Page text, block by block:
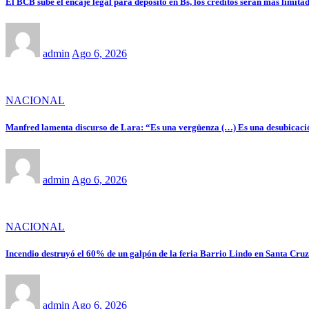
admin Ago 6, 2026
NACIONAL
Manfred lamenta discurso de Lara: “Es una vergüenza (…) Es una
admin Ago 6, 2026
NACIONAL
Incendio destruyó el 60% de un galpón de la feria Barrio Lindo en Santa Cruz
admin Ago 6, 2026